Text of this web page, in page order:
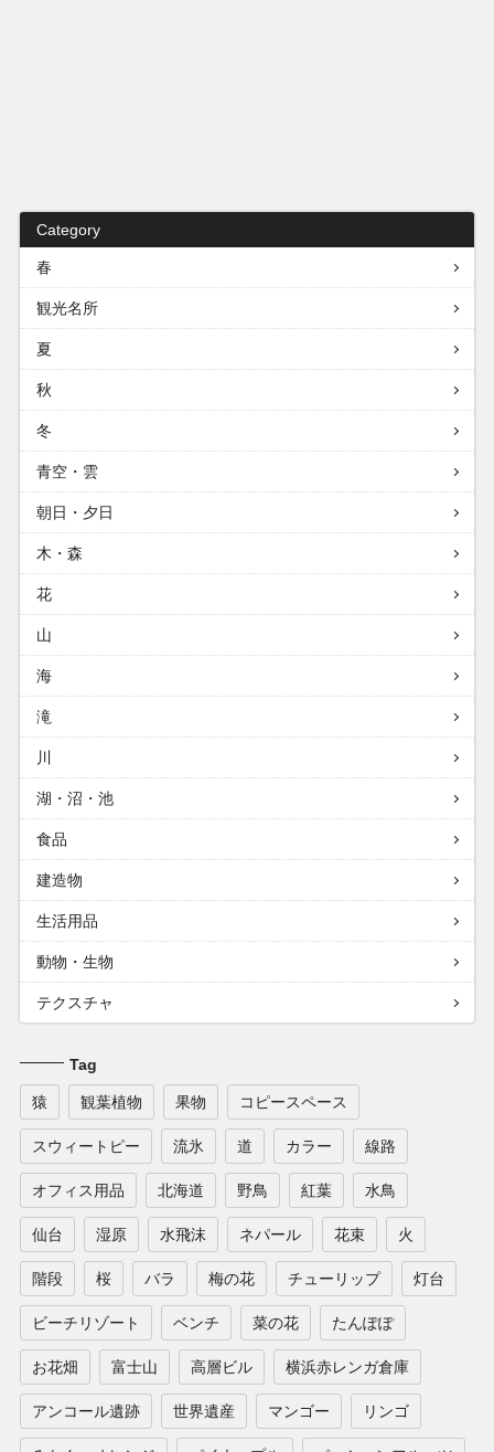
Category
春
観光名所
夏
秋
冬
青空・雲
朝日・夕日
木・森
花
山
海
滝
川
湖・沼・池
食品
建造物
生活用品
動物・生物
テクスチャ
Tag
猿 観葉植物 果物 コピースペース
スウィートピー 流氷 道 カラー 線路
オフィス用品 北海道 野鳥 紅葉 水鳥
仙台 湿原 水飛沫 ネパール 花束 火
階段 桜 バラ 梅の花 チューリップ 灯台
ビーチリゾート ベンチ 菜の花 たんぽぽ
お花畑 富士山 高層ビル 横浜赤レンガ倉庫
アンコール遺跡 世界遺産 マンゴー リンゴ